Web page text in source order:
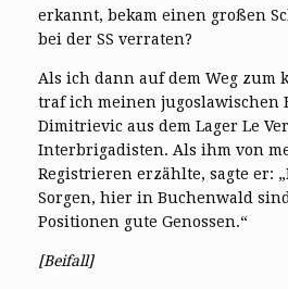
erkannt, bekam einen großen
bei der SS verraten?
Als ich dann auf dem Weg zum
traf ich meinen jugoslawischen
Dimitrievic aus dem Lager Le
Interbrigadisten. Als ihm von
Registrieren erzählte, sagte er:
Sorgen, hier in Buchenwald
Positionen gute Genossen.“
[Beifall]